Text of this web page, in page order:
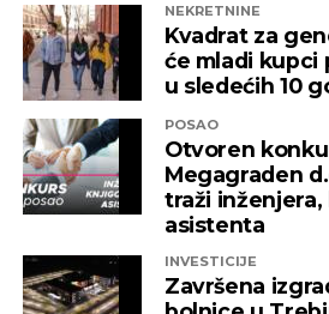
NEKRETNINE
Kvadrat za
će mladi
u sledećih 10
POSAO
Otvoren
Megagraden
traži
asistenta
INVESTICIJE
Završena